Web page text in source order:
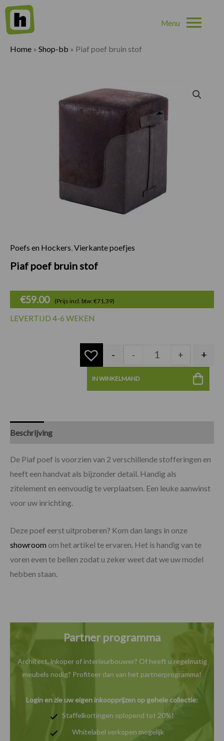
Home » Shop-bb » Piaf poef bruin stof
Poefs en Hockers Vierkante poefjes
Piaf poef bruin stof
€59.00 (Prijs incl. btw: €71,39)
LEVERTIJD 4-6 WEKEN
- - + +
IN WINKELMAND
Beschrijving
De Piaf poef is voorzien van 2 verschillende stofferingen en
heeft een handvat als bijzonder detail. Handig als
zitelement en eenvoudig te verplaatsen. Een leuke aanwinst
voor uw inrichting.
Deze poef eerst uitproberen? Kom dan langs in onze
showroom om het artikel te ervaren. Het is handig van te
voren even te bellen zodat u zeker weet dat we uw model
hebben staan.
Partner programma
Architect, inkoper of interieurbouwer? Of heeft u regelmatig
meubels nodig? Profiteer dan van het partnerprogramma!
Login en zie uw eigen inkoopprijzen op gehele collectie:
Staffelkortingen oplopend tot 20%!
Whitelabel verkopen mogelijk